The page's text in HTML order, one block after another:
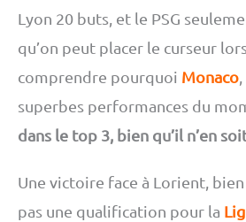
Lyon 20 buts, et le PSG
qu’on peut placer le curseur
comprendre pourquoi Monaco
superbes performances du
dans le top 3, bien qu’il n’en
Une victoire face à Lorient, bien
pas une qualification pour la